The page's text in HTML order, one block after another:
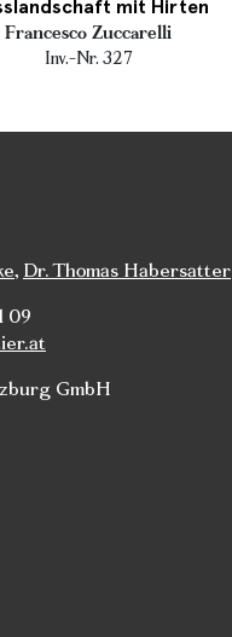
mit Hirten
Francesco Zuccarelli
Inv.-Nr. 327
, Dr. Thomas Habersatter
09
GmbH